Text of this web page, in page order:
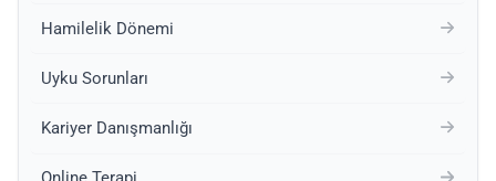
Hamilelik Dönemi
Uyku Sorunları
Kariyer Danışmanlığı